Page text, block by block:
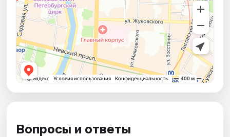
Вопросы и ответы